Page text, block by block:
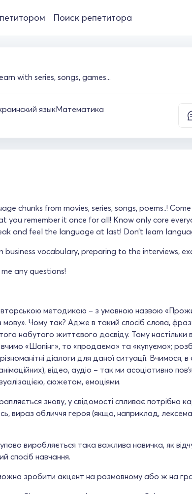
Поиск репетитора
with series, songs, games...
языкМатематика
chunks from movies, series, songs, poems..!
you remember it once for all! Know only core
and feel the language at last! Don’t learn
business vocabulary, preparing to the interviews,
any questions!
методикою – з умовною назвою
мову». Чому так? Адже в такий спосіб слова,
набутого життєвого досвіду. Тому
«Шопінг», то «продаємо» та «купуємо»;
діалоги для даної ситуації. Вчимося,
відео, аудіо – так ми асоціативно
сюжетом, емоціями.
знову, у свідомості спливає потрібна
вираз обличчя героя (якщо, наприклад,
виробляється така важлива навичка, як
спосіб навчання.
зробити акцент на розмовному або ж на